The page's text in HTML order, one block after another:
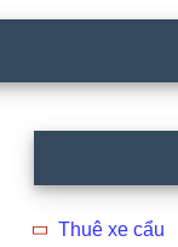
Sidebar
Thuê xe cẩu